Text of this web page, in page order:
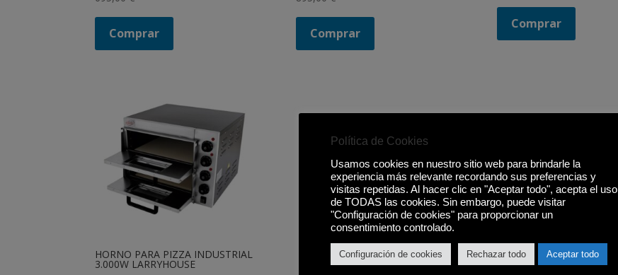
Comprar Comprar
Comprar
HORNO PARA PIZZA INDUSTRIAL
3.000W LARRYHOUSE
Política de Cookies
Usamos cookies en nuestro sitio web para brindarle la
experiencia más relevante recordando sus preferencias y
visitas repetidas. Al hacer clic en "Aceptar todo", acepta el uso
de TODAS las cookies. Sin embargo, puede visitar
"Configuración de cookies" para proporcionar un
consentimiento controlado.
Configuración de cookies Rechazar todo Aceptar todo